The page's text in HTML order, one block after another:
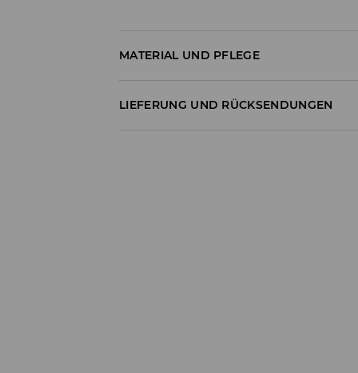
MATERIAL UND PFLEGE
LIEFERUNG UND RÜCKSENDUNGEN